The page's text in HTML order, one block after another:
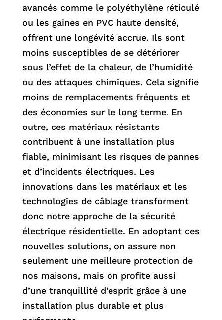
avancés comme le polyéthylène réticulé
ou les gaines en PVC haute densité,
offrent une longévité accrue. Ils sont
moins susceptibles de se détériorer
sous l’effet de la chaleur, de l’humidité
ou des attaques chimiques. Cela signifie
moins de remplacements fréquents et
des économies sur le long terme. En
outre, ces matériaux résistants
contribuent à une installation plus
fiable, minimisant les risques de pannes
et d’incidents électriques. Les
innovations dans les matériaux et les
technologies de câblage transforment
donc notre approche de la sécurité
électrique résidentielle. En adoptant ces
nouvelles solutions, on assure non
seulement une meilleure protection de
nos maisons, mais on profite aussi
d’une tranquillité d’esprit grâce à une
installation plus durable et plus